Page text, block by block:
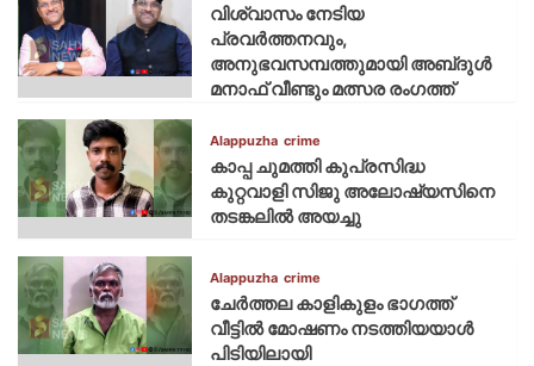
വിശ്വാസം നേടിയ
പ്രവർത്തനവും,
അനുഭവസമ്പത്തുമായി അബ്‌ദുൾ
മനാഫ് വീണ്ടും മത്സര രംഗത്ത്
Alappuzha crime
കാപ്പ ചുമത്തി കുപ്രസിദ്ധ
കുറ്റവാളി സിജു അലോഷ്യസിനെ
തടങ്കലിൽ അയച്ചു
Alappuzha crime
ചേർത്തല കാളികുളം ഭാഗത്ത്
വീട്ടിൽ മോഷണം നടത്തിയയാൾ
പിടിയിലായി